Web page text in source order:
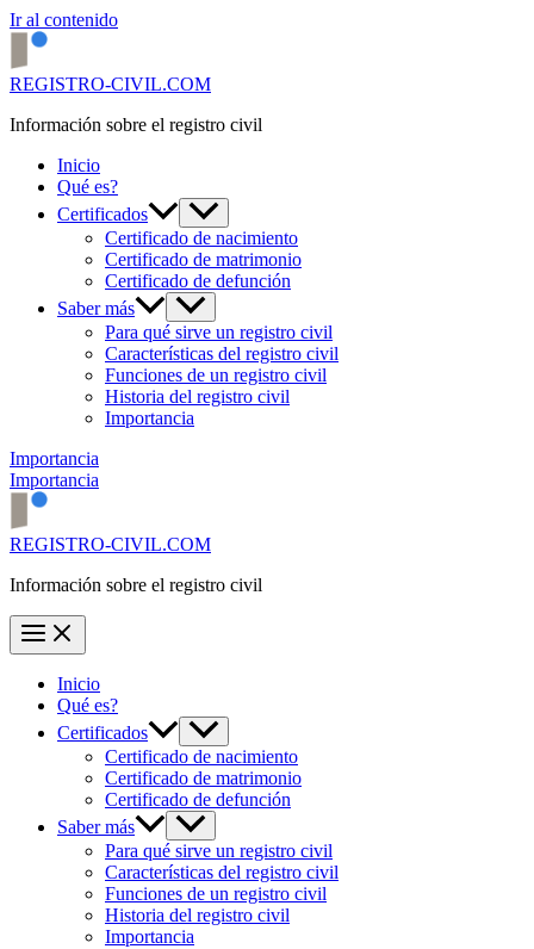
Ir al contenido
REGISTRO-CIVIL.COM
Información sobre el registro civil
Inicio
Qué es?
Certificados
Certificado de nacimiento
Certificado de matrimonio
Certificado de defunción
Saber más
Para qué sirve un registro civil
Características del registro civil
Funciones de un registro civil
Historia del registro civil
Importancia
Importancia
Importancia
REGISTRO-CIVIL.COM
Información sobre el registro civil
Inicio
Qué es?
Certificados
Certificado de nacimiento
Certificado de matrimonio
Certificado de defunción
Saber más
Para qué sirve un registro civil
Características del registro civil
Funciones de un registro civil
Historia del registro civil
Importancia